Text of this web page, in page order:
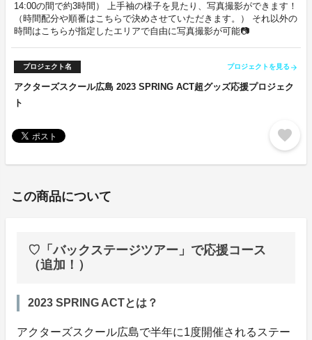
14:00の間で約3時間） 上手袖の様子を見たり、写真撮影ができます！
（時間配分や順番はこちらで決めさせていただきます。） それ以外の
時間はこちらが指定したエリアで自由に写真撮影が可能📷
プロジェクト名 プロジェクトを見る arrow_forward
アクターズスクール広島 2023 SPRING ACT超グッズ応援プロジェク
ト
favorite
この商品について
♡「バックステージツアー」で応援コース
（追加！）
2023 SPRING ACTとは？
アクターズスクール広島で半年に1度開催されるステー